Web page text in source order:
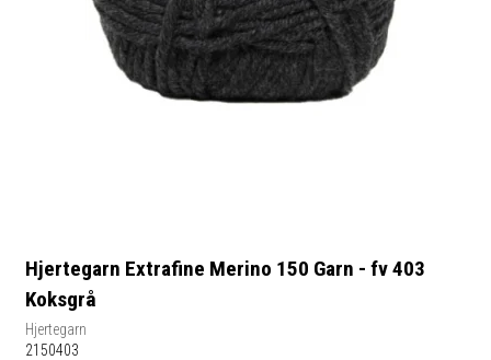
Hjertegarn Extrafine Merino 150 Garn - fv 403
Koksgrå
Hjertegarn
2150403